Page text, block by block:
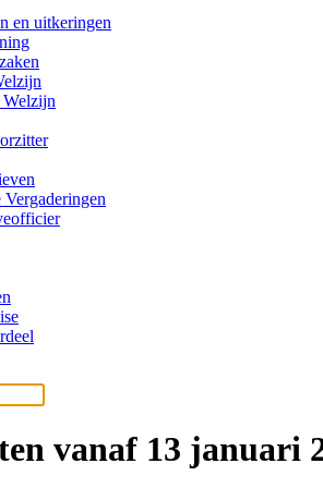
en uitkeringen
vanaf 13 januari